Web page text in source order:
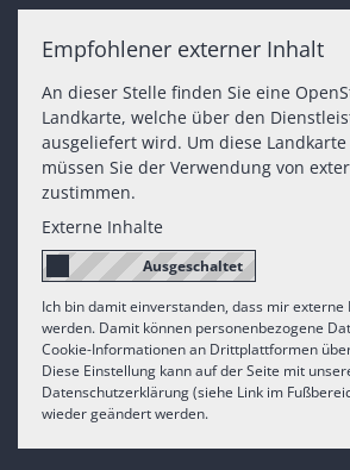
Empfohlener externer Inhalt
An dieser Stelle finden Sie eine
Landkarte, welche über den
ausgeliefert wird. Um diese
müssen Sie der Verwendung von
zustimmen.
Externe Inhalte
Ich bin damit einverstanden, dass mir externe
werden. Damit können personenbezogene
Cookie-Informationen an Drittplattformen
Diese Einstellung kann auf der Seite mit
Datenschutzerklärung (siehe Link im
wieder geändert werden.